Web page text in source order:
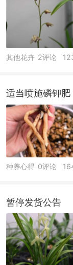
其他花卉 2评论
适当喷施磷钾肥
种养心得 0评论
暂停发货公告